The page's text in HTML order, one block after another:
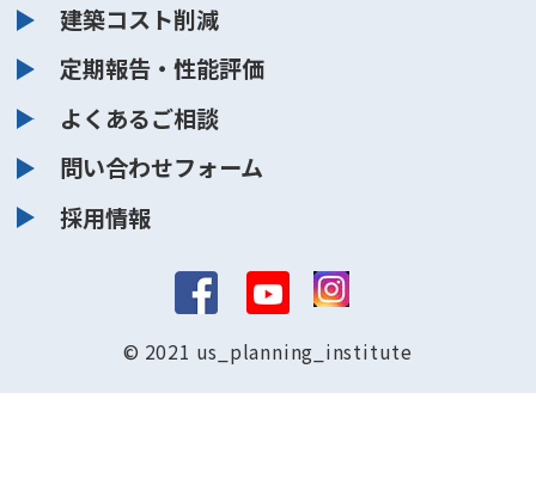
建築コスト削減
定期報告・性能評価
よくあるご相談
問い合わせフォーム
採用情報
© 2021 us_planning_institute